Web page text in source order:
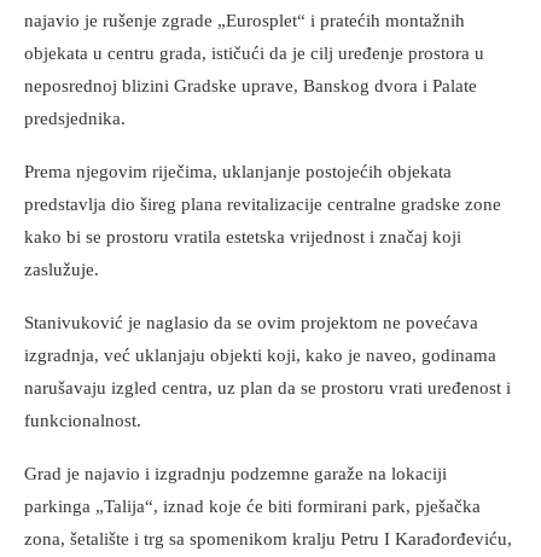
najavio je rušenje zgrade „Eurosplet“ i pratećih montažnih
objekata u centru grada, ističući da je cilj uređenje prostora u
neposrednoj blizini Gradske uprave, Banskog dvora i Palate
predsjednika.
Prema njegovim riječima, uklanjanje postojećih objekata
predstavlja dio šireg plana revitalizacije centralne gradske zone
kako bi se prostoru vratila estetska vrijednost i značaj koji
zaslužuje.
Stanivuković je naglasio da se ovim projektom ne povećava
izgradnja, već uklanjaju objekti koji, kako je naveo, godinama
narušavaju izgled centra, uz plan da se prostoru vrati uređenost i
funkcionalnost.
Grad je najavio i izgradnju podzemne garaže na lokaciji
parkinga „Talija“, iznad koje će biti formirani park, pješačka
zona, šetalište i trg sa spomenikom kralju Petru I Karađorđeviću,